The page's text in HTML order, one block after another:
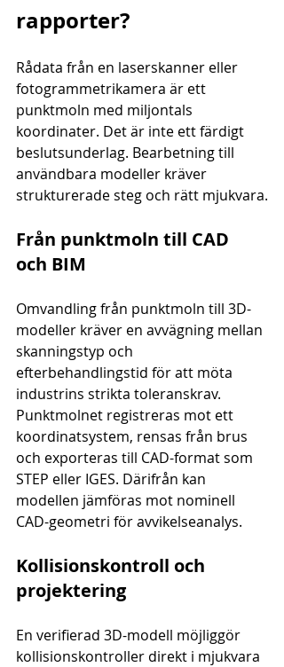
rapporter?
Rådata från en laserskanner eller
fotogrammetrikamera är ett
punktmoln med miljontals
koordinater. Det är inte ett färdigt
beslutsunderlag. Bearbetning till
användbara modeller kräver
strukturerade steg och rätt mjukvara.
Från punktmoln till CAD
och BIM
Omvandling från punktmoln till 3D-
modeller kräver en avvägning mellan
skanningstyp och
efterbehandlingstid för att möta
industrins strikta toleranskrav.
Punktmolnet registreras mot ett
koordinatsystem, rensas från brus
och exporteras till CAD-format som
STEP eller IGES. Därifrån kan
modellen jämföras mot nominell
CAD-geometri för avvikelseanalys.
Kollisionskontroll och
projektering
En verifierad 3D-modell möjliggör
kollisionskontroller direkt i mjukvara